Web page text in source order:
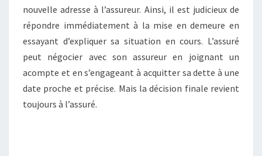
nouvelle adresse à l’assureur. Ainsi, il est judicieux de
répondre immédiatement à la mise en demeure en
essayant d’expliquer sa situation en cours. L’assuré
peut négocier avec son assureur en joignant un
acompte et en s’engageant à acquitter sa dette à une
date proche et précise. Mais la décision finale revient
toujours à l’assuré.